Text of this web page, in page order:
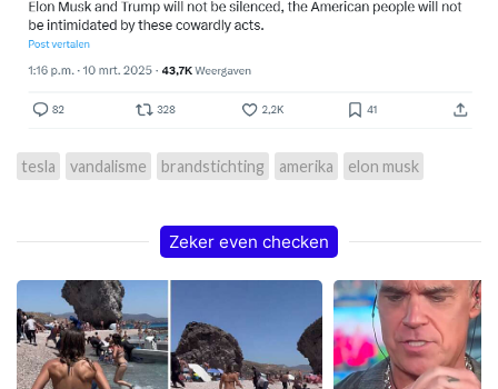
tesla vandalisme brandstichting amerika elon musk
Zeker even checken